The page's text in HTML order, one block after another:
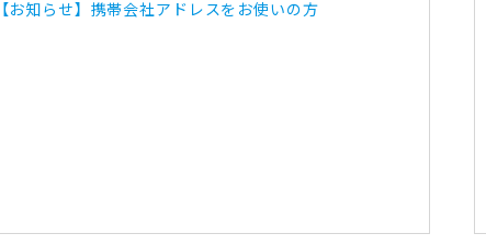
【お知らせ】携帯会社アドレスをお使いの方